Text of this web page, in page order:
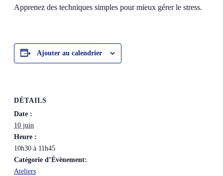
Apprenez des techniques simples pour mieux gérer le stress.
Ajouter au calendrier
DÉTAILS
Date :
10 juin
Heure :
10h30 à 11h45
Catégorie d’Évènement:
Ateliers